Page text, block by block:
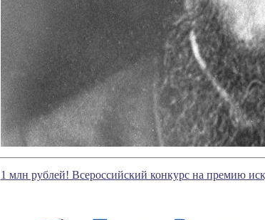
1 млн рублей! Всероссийский конкурс на премию